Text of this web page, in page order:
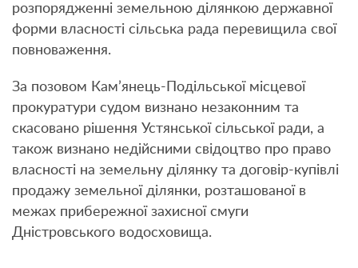
розпорядженні земельною ділянкою державної
форми власності сільська рада перевищила свої
повноваження.
За позовом Кам’янець-Подільської місцевої
прокуратури судом визнано незаконним та
скасовано рішення Устянської сільської ради, а
також визнано недійсними свідоцтво про право
власності на земельну ділянку та договір-купівлі
продажу земельної ділянки, розташованої в
межах прибережної захисної смуги
Дністровського водосховища.